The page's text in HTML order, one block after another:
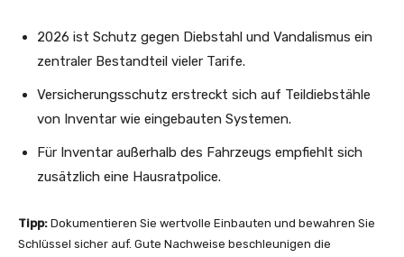
2026 ist Schutz gegen Diebstahl und Vandalismus ein
zentraler Bestandteil vieler Tarife.
Versicherungsschutz erstreckt sich auf Teildiebstähle
von Inventar wie eingebauten Systemen.
Für Inventar außerhalb des Fahrzeugs empfiehlt sich
zusätzlich eine Hausratpolice.
Tipp: Dokumentieren Sie wertvolle Einbauten und bewahren Sie
Schlüssel sicher auf. Gute Nachweise beschleunigen die